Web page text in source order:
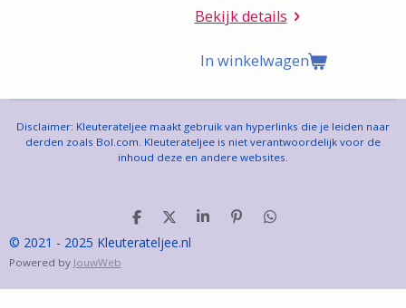
Bekijk details
In winkelwagen
Disclaimer: Kleuterateljee maakt gebruik van hyperlinks die je leiden naar
derden zoals Bol.com. Kleuterateljee is niet verantwoordelijk voor de
inhoud deze en andere websites.
D
e
D
e
S
P
D
© 2021 - 2025 Kleuterateljee.nl
Powered by JouwWeb